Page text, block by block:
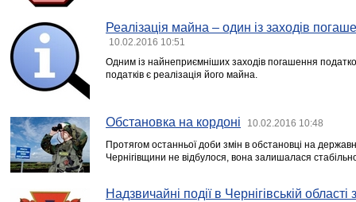
Реалізація майна – один із заходів
10.02.2016 10:51
Одним із найнеприємніших заходів погашення
податків є реалізація його майна.
Обстановка на кордоні 10.02.2016 10:48
Протягом останньої доби змін в обстановці на
Чернігівщини не відбулося, вона залишалася
Надзвичайні події в Чернігівській